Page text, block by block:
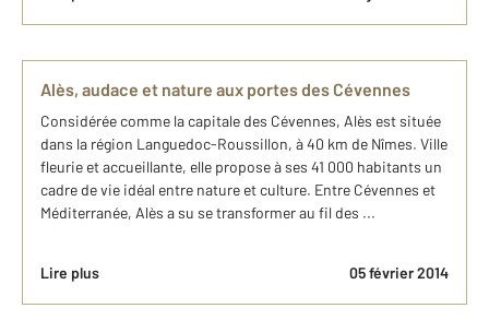
Alès, audace et nature aux portes des Cévennes
Considérée comme la capitale des Cévennes, Alès est située
dans la région Languedoc-Roussillon, à 40 km de Nîmes. Ville
fleurie et accueillante, elle propose à ses 41 000 habitants un
cadre de vie idéal entre nature et culture. Entre Cévennes et
Méditerranée, Alès a su se transformer au fil des ...
Lire plus 05 février 2014